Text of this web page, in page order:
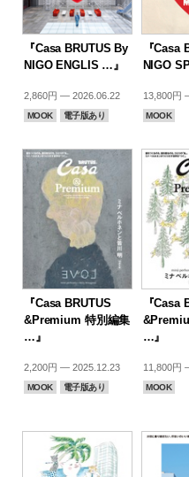
『Casa BRUTUS By
NIGO ENGLIS …』
2,860円 — 2026.06.22
MOOK 電子版あり
『Casa
NIGO
13,800円
MOOK
『Casa BRUTUS
&Premium 特別編集
…』
2,200円 — 2025.12.23
MOOK 電子版あり
『Casa
…』
11,800円
MOOK